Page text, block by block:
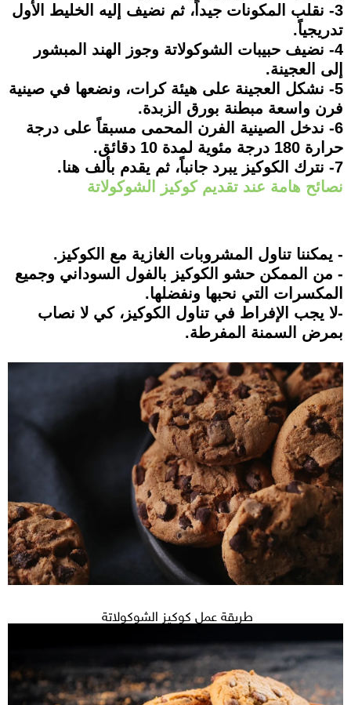
3- نقلب المكونات جيداً، ثم نضيف إليه الخليط الأول
تدريجياً.
4- نضيف حبيبات الشوكولاتة وجوز الهند المبشور
إلى العجينة.
5- نشكل العجينة على هيئة كرات، ونضعها في صينية
فرن واسعة مبطنة بورق الزبدة.
6- ندخل الصينية الفرن المحمى مسبقاً على درجة
حرارة 180 درجة مئوية لمدة 10 دقائق.
7- نترك الكوكيز يبرد جانباً، ثم يقدم بألف هنا.
نصائح هامة عند تقديم كوكيز الشوكولاتة
- يمكننا تناول المشروبات الغازية مع الكوكيز.
- من الممكن حشو الكوكيز بالفول السوداني وجميع
المكسرات التي نحبها ونفضلها.
-لا يجب الإفراط في تناول الكوكيز، كي لا نصاب
بمرض السمنة المفرطة.
طريقة عمل كوكيز الشوكولاتة